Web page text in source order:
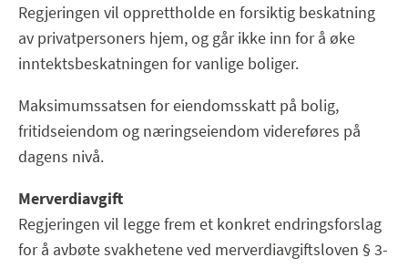
Regjeringen vil opprettholde en forsiktig beskatning
av privatpersoners hjem, og går ikke inn for å øke
inntektsbeskatningen for vanlige boliger.
Maksimumssatsen for eiendomsskatt på bolig,
fritidseiendom og næringseiendom videreføres på
dagens nivå.
Merverdiavgift
Regjeringen vil legge frem et konkret endringsforslag
for å avbøte svakhetene ved merverdiavgiftsloven § 3-